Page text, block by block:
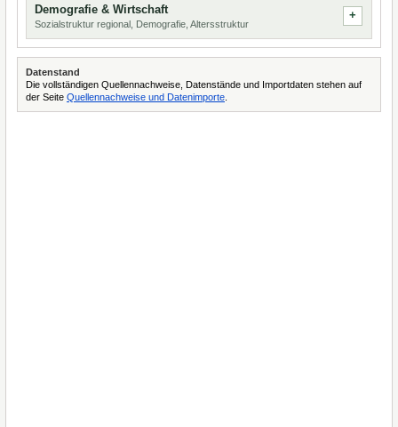
Demografie & Wirtschaft
Sozialstruktur regional, Demografie, Altersstruktur
Datenstand
Die vollständigen Quellennachweise, Datenstände und Importdaten stehen auf
der Seite Quellennachweise und Datenimporte